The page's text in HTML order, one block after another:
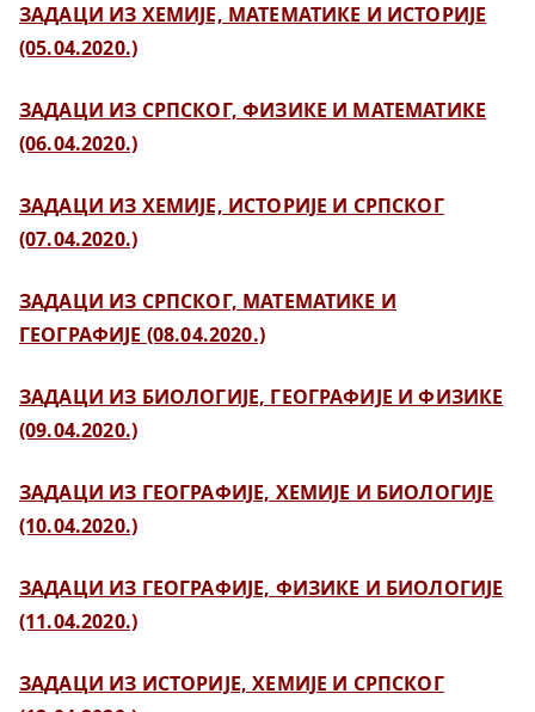
ЗАДАЦИ ИЗ ХЕМИЈЕ, МАТЕМАТИКЕ И ИСТОРИЈЕ
(05.04.2020.)
ЗАДАЦИ ИЗ СРПСКОГ, ФИЗИКЕ И МАТЕМАТИКЕ
(06.04.2020.)
ЗАДАЦИ ИЗ ХЕМИЈЕ, ИСТОРИЈЕ И СРПСКОГ
(07.04.2020.)
ЗАДАЦИ ИЗ СРПСКОГ, МАТЕМАТИКЕ И
ГЕОГРАФИЈЕ (08.04.2020.)
ЗАДАЦИ ИЗ БИОЛОГИЈЕ, ГЕОГРАФИЈЕ И ФИЗИКЕ
(09.04.2020.)
ЗАДАЦИ ИЗ ГЕОГРАФИЈЕ, ХЕМИЈЕ И БИОЛОГИЈЕ
(10.04.2020.)
ЗАДАЦИ ИЗ ГЕОГРАФИЈЕ, ФИЗИКЕ И БИОЛОГИЈЕ
(11.04.2020.)
ЗАДАЦИ ИЗ ИСТОРИЈЕ, ХЕМИЈЕ И СРПСКОГ